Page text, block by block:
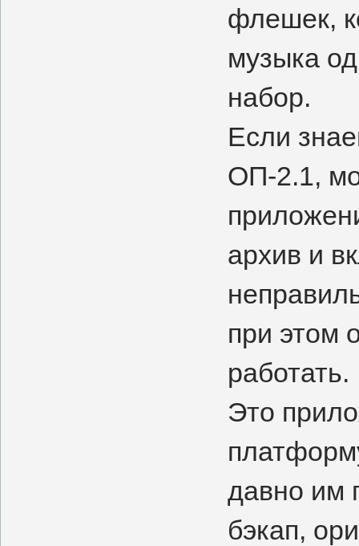
флешек,
музыка
набор.
Если
ОП-2.1,
архив и
при этом
работать.
Это
давно им
бэкап,